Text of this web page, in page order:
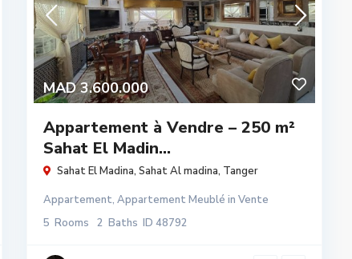
MAD 3.600.000
Appartement à Vendre – 250 m²
Sahat El Madin...
Sahat El Madina, Sahat Al madina, Tanger
Appartement, Appartement Meublé in Vente
5 Rooms 2 Baths ID 48792